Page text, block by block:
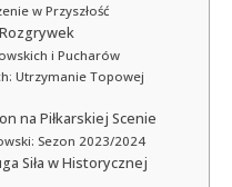
w Przyszłość
i Pucharów
Utrzymanie Topowej
na Piłkarskiej Scenie
Sezon 2023/2024
Siła w Historycznej